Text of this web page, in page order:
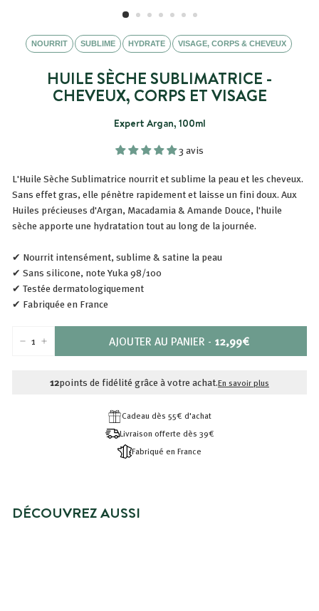
NOURRIT SUBLIME HYDRATE VISAGE, CORPS & CHEVEUX
HUILE SÈCHE SUBLIMATRICE -
CHEVEUX, CORPS ET VISAGE
Expert Argan, 100ml
3 avis
L'Huile Sèche Sublimatrice nourrit et sublime la peau et les cheveux.
Sans effet gras,elle pénètre rapidement et laisse un fini doux. Aux
Huiles précieuses d'Argan, Macadamia & Amande Douce, l'huile
sècheapporte une hydratation tout au long de la journée.
✔ Nourrit intensément, sublime & satine la peau
✔ Sans silicone, note Yuka 98/100
✔ Testée dermatologiquement
✔ Fabriquée en France
+ AJOUTER AU PANIER - PRIX
12,99€
12,99€
12points de fidélité grâce à votre achat.En savoir plus
Cadeau dès 55€ d'achat
Livraison offerte dès 39€
Fabriqué en France
DÉCOUVREZ AUSSI